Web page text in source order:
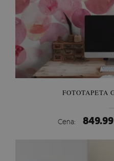
FOTOTAPETA
Cena: 849.99